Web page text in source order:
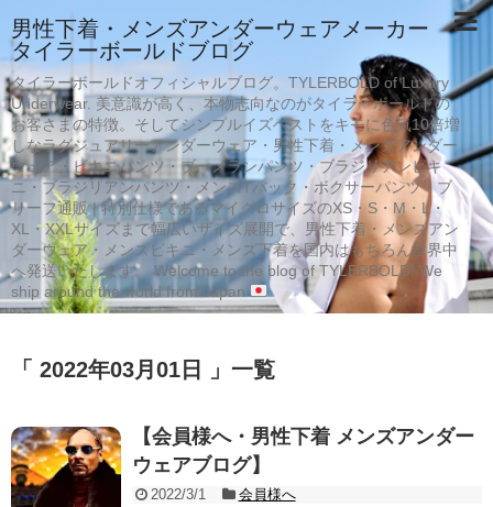
男性下着・メンズアンダーウェアメーカー
タイラーボールドブログ
タイラーボールドオフィシャルブログ。TYLERBOLD of Luxury
Underwear. 美意識が高く、本物志向なのがタイラーボールドの
お客さまの特徴。そしてシンプルイズベストをキモに色気10倍増
しなラグジュアリーアンダーウェア・男性下着・メンズアンダー
ウェア・ビキニパンツ・ブーメランパンツ・ブラジリアンビキ
ニ・ブラジリアンパンツ・メンズTバック・ボクサーパンツ・ブ
リーフ通販 | 特別仕様であるマイクロサイズのXS・S・M・L・
XL・XXLサイズまで幅広いサイズ展開で、男性下着・メンズアン
ダーウェア・メンズビキニ・メンズ下着を国内はもちろん世界中
へ発送いたします。 Welcome to the blog of TYLERBOLD! We
ship around the world from Japan
「 2022年03月01日 」一覧
【会員様へ・男性下着 メンズアンダー
ウェアブログ】
2022/3/1
会員様へ